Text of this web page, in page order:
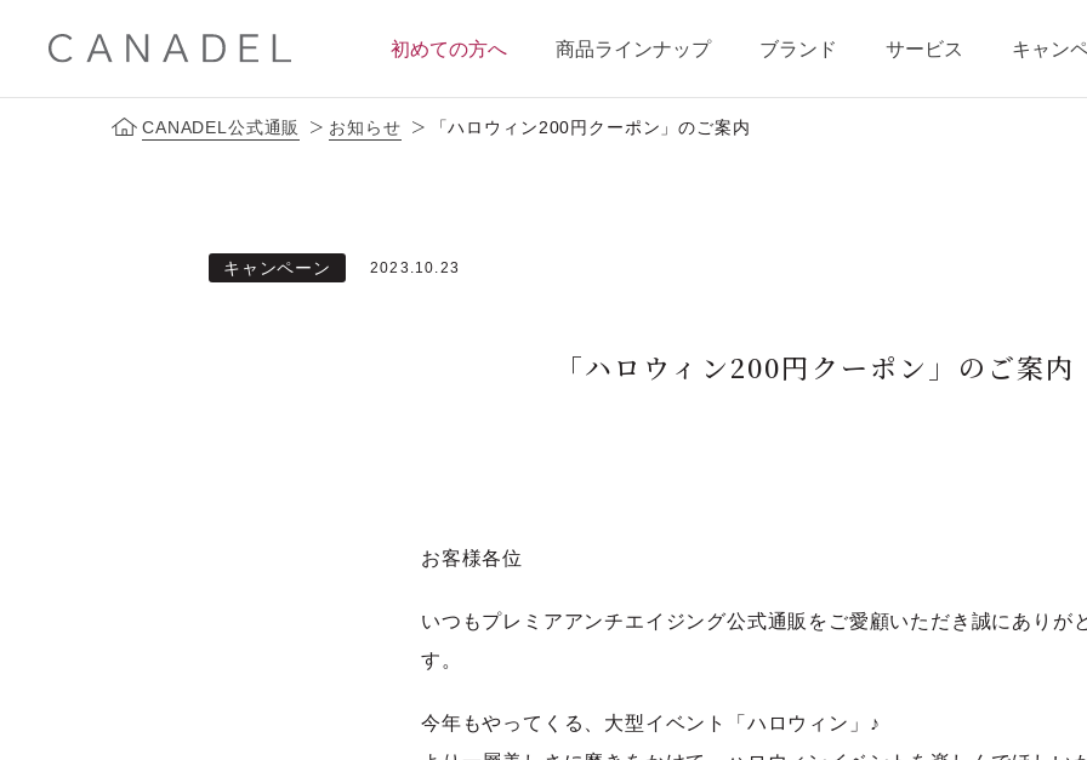
初めての方へ 商品ラインナップ ブランド
ブランドコンセプト
サービス
定期便サービス
キャン
CANADEL公式通販 お知らせ 「ハロウィン200円クーポン」のご案内
キャンペーン 2023.10.23
「ハロウィン200円クーポン」のご案内
お客様各位
いつもプレミアアンチエイジング公式通販をご愛顧いただき誠にありが
す。
今年もやってくる、大型イベント「ハロウィン」♪